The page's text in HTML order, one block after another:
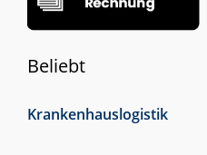
Beliebt
Krankenhauslogistik